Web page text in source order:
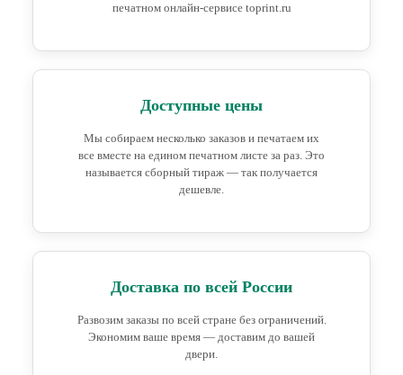
печатном онлайн-сервисе toprint.ru
Доступные цены
Мы собираем несколько заказов и печатаем их
все вместе на едином печатном листе за раз. Это
называется сборный тираж — так получается
дешевле.
Доставка по всей России
Развозим заказы по всей стране без ограничений.
Экономим ваше время — доставим до вашей
двери.